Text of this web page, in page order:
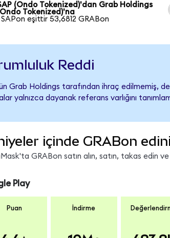
(Ondo Tokenized)'dan Grab Holdings
Tokenized)'na
SAPon eşittir 53,6812 GRABon
Reddi
Grab Holdings tarafından ihraç edilmemiş,
yalnızca dayanak referans varlığını
içinde GRABon
GRABon satın alın, satın, takas edin
Play
Puan İndirme